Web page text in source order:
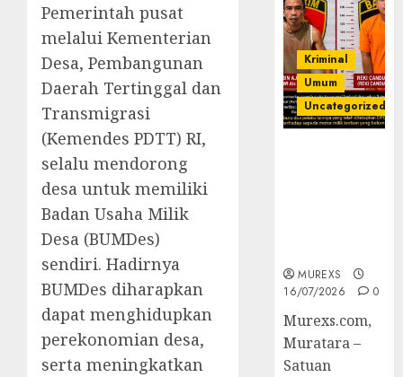
Pemerintah pusat
melalui Kementerian
Desa, Pembangunan
Daerah Tertinggal dan
Transmigrasi
(Kemendes PDTT) RI,
selalu mendorong
desa untuk memiliki
Badan Usaha Milik
Desa (BUMDes)
sendiri. Hadirnya
BUMDes diharapkan
dapat menghidupkan
perekonomian desa,
serta meningkatkan
Kriminal
Umum
Uncategorized
MUREXS
16/07/2026
0
Murexs.com,
Muratara –
Satuan